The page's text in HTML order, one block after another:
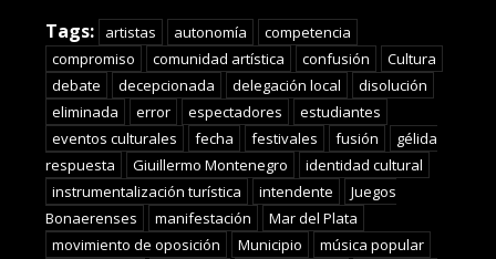
Translate
Tags: artistas autonomía
competencia
compromiso
comunidad artística confusión
Cultura
debate
decepcionada delegación local
disolución
eliminada
error espectadores
estudiantes
eventos culturales
fecha festivales fusión
gélida
respuesta
Giuillermo Montenegro
identidad cultural
instrumentalización turística
intendente
Juegos
Bonaerenses
manifestación
Mar del Plata
movimiento de oposición
Municipio
música popular